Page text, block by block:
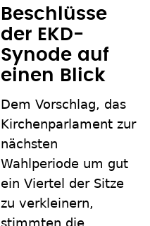
Beschlüsse
der EKD-
Synode auf
einen Blick
Dem Vorschlag, das
Kirchenparlament zur
nächsten
Wahlperiode um gut
ein Viertel der Sitze
zu verkleinern,
stimmten die